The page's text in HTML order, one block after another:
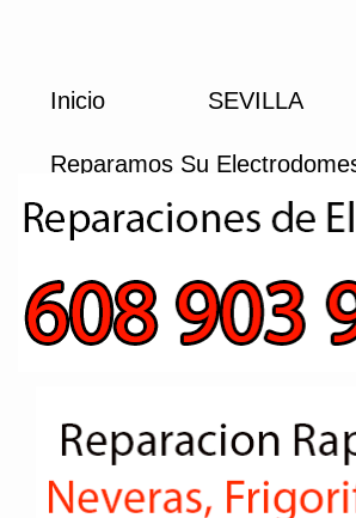
Inicio SEVILLA
Reparamos Su